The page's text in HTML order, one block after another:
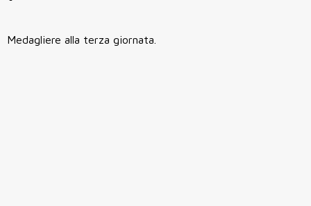
Medagliere alla terza giornata.